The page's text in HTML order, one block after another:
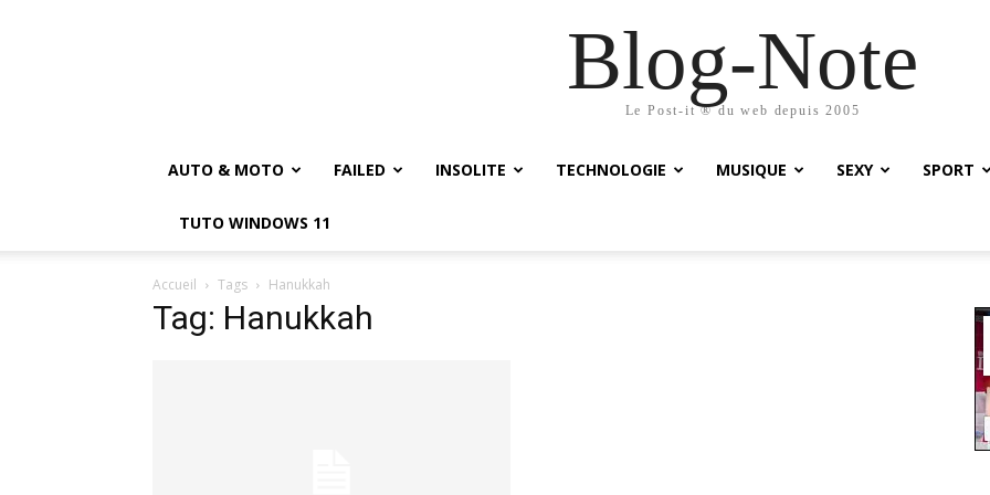
Blog-Note
Le Post-it ® du web depuis 2005
AUTO & MOTO FAILED INSOLITE TECHNOLOGIE MUSIQUE SEXY SPORT
TUTO WINDOWS 11
Accueil Tags Hanukkah
Tag: Hanukkah